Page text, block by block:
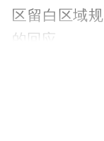
区留白区域
的回应。